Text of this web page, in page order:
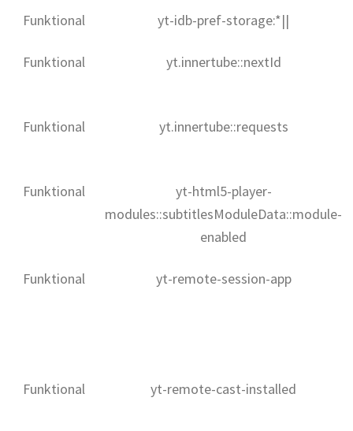
Funktional yt-idb-pref-storage:*||
Funktional yt.innertube::nextId
Funktional yt.innertube::requests
Funktional
yt-html5-player-
modules::subtitlesModuleData::module-
enabled
Funktional yt-remote-session-app
Funktional yt-remote-cast-installed